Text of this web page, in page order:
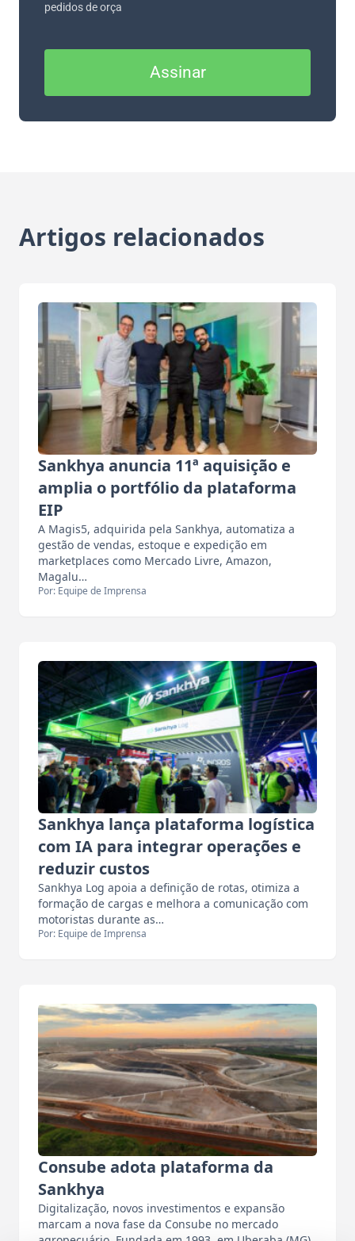
pedidos de orça
Assinar
Artigos relacionados
Sankhya anuncia 11ª aquisição e
amplia o portfólio da plataforma
EIP
A Magis5, adquirida pela Sankhya, automatiza a
gestão de vendas, estoque e expedição em
marketplaces como Mercado Livre, Amazon,
Magalu…
Por: Equipe de Imprensa
Sankhya lança plataforma logística
com IA para integrar operações e
reduzir custos
Sankhya Log apoia a definição de rotas, otimiza a
formação de cargas e melhora a comunicação com
motoristas durante as…
Por: Equipe de Imprensa
Consube adota plataforma da
Sankhya
Digitalização, novos investimentos e expansão
marcam a nova fase da Consube no mercado